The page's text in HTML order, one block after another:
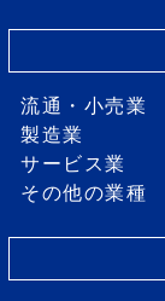
流通・小売業
製造業
サービス業
その他の業種